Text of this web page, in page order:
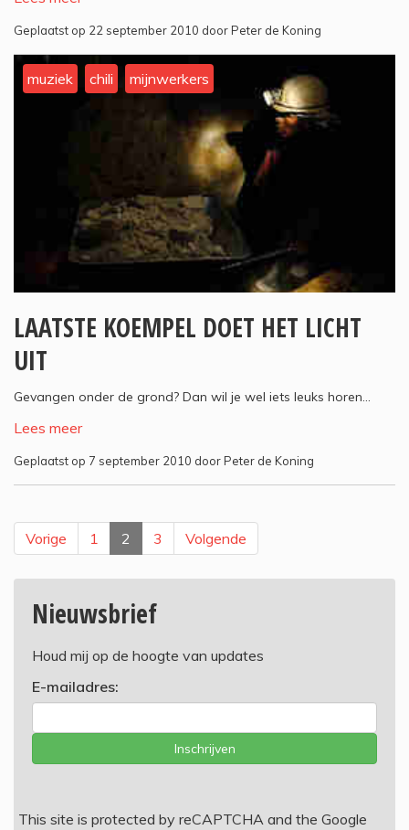
Geplaatst op 22 september 2010 door Peter de Koning
muziek chili mijnwerkers
LAATSTE KOEMPEL DOET HET LICHT
UIT
Gevangen onder de grond? Dan wil je wel iets leuks horen...
Lees meer
Geplaatst op 7 september 2010 door Peter de Koning
Vorige 1 2 3 Volgende
Nieuwsbrief
Houd mij op de hoogte van updates
E-mailadres:
Inschrijven
This site is protected by reCAPTCHA and the Google